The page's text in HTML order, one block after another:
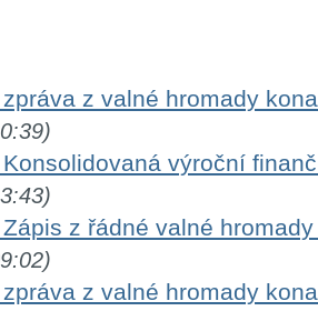
z valné hromady
výroční
z řádné valné
z valné hromady